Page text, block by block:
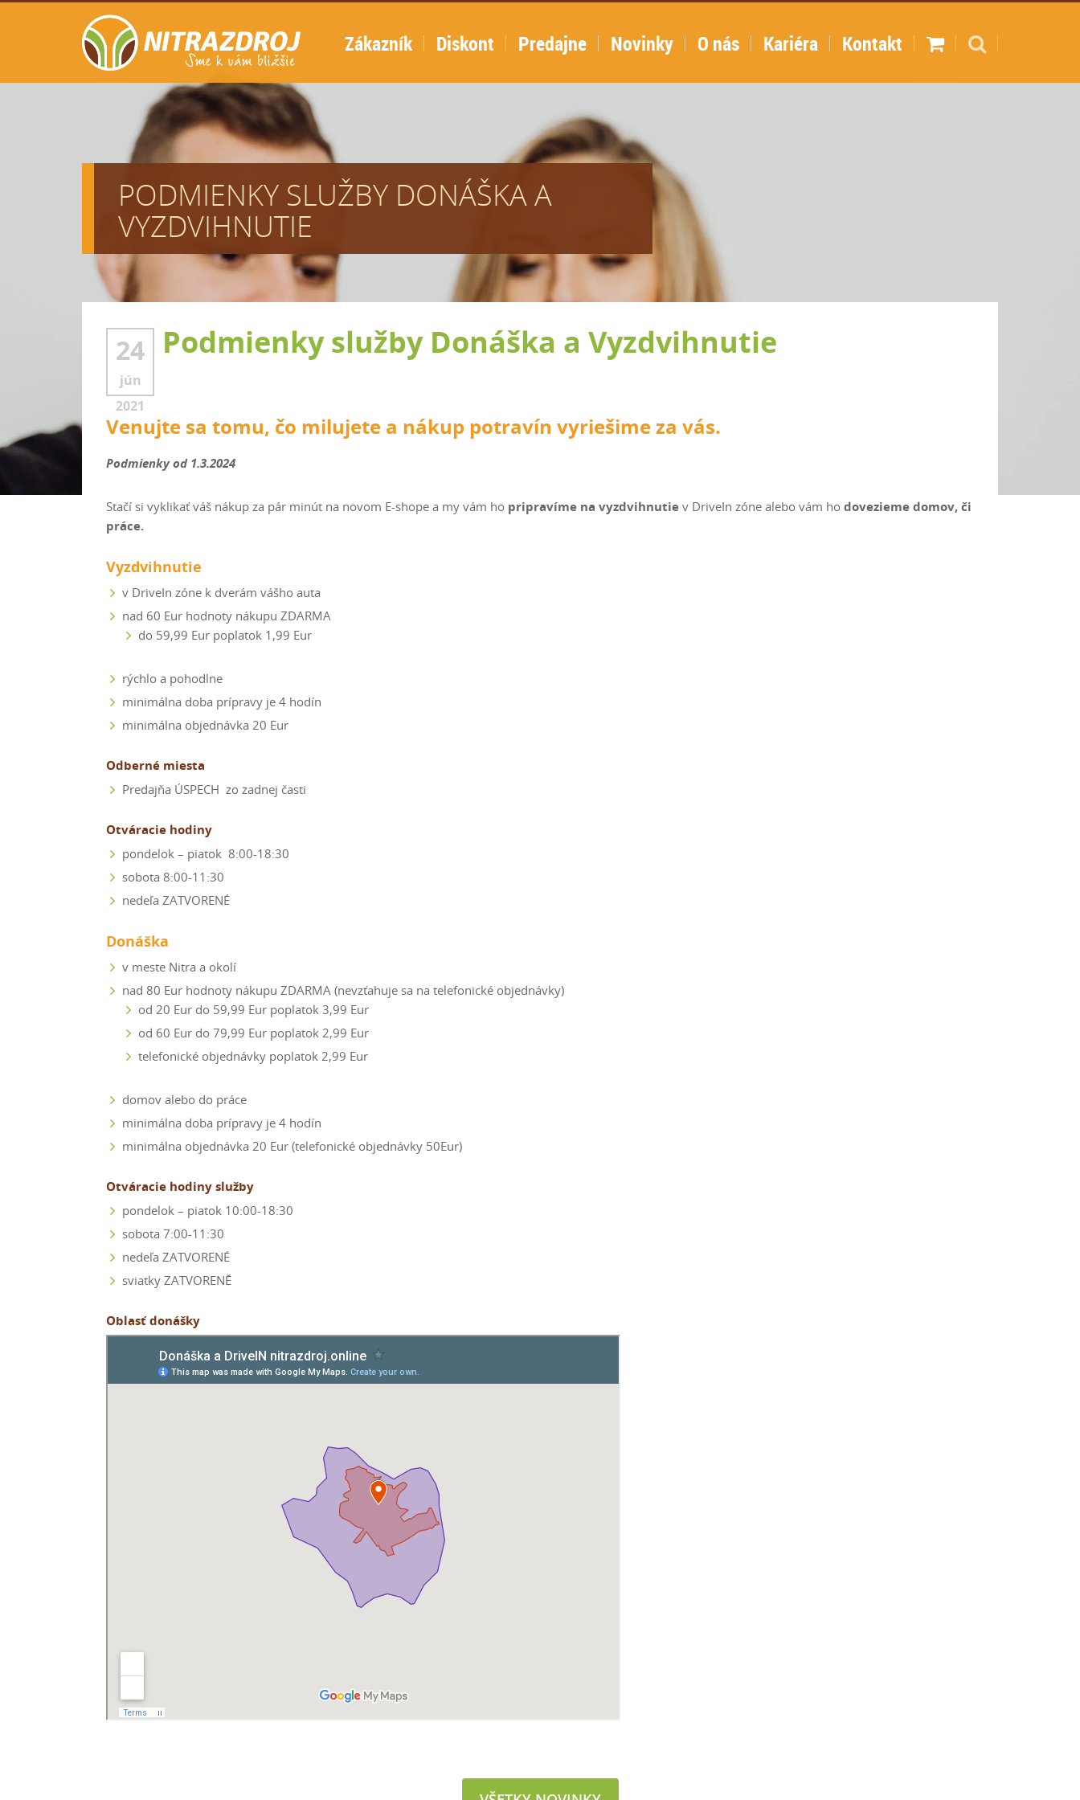
Zákazník Diskont Predajne Novinky O nás Kariéra Kontakt
PODMIENKY SLUŽBY DONÁŠKA A
VYZDVIHNUTIE
24
jún
2021
Podmienky služby Donáška a Vyzdvihnutie
Venujte sa tomu, čo milujete a nákup potravín vyriešime za vás.
Podmienky od 1.3.2024
Stačí si vyklikať váš nákup za pár minút na novom E-shope a my vám ho pripravíme na vyzdvihnutie v DriveIn zóne alebo vám ho dovezieme domov, či
práce.
Vyzdvihnutie
v DriveIn zóne k dverám vášho auta
nad 60 Eur hodnoty nákupu ZDARMA
do 59,99 Eur poplatok 1,99 Eur
rýchlo a pohodlne
minimálna doba prípravy je 4 hodín
minimálna objednávka 20 Eur
Odberné miesta
Predajňa ÚSPECH zo zadnej časti
Otváracie hodiny
pondelok – piatok 8:00-18:30
sobota 8:00-11:30
nedeľa ZATVORENÉ
Donáška
v meste Nitra a okolí
nad 80 Eur hodnoty nákupu ZDARMA (nevzťahuje sa na telefonické objednávky)
od 20 Eur do 59,99 Eur poplatok 3,99 Eur
od 60 Eur do 79,99 Eur poplatok 2,99 Eur
telefonické objednávky poplatok 2,99 Eur
domov alebo do práce
minimálna doba prípravy je 4 hodín
minimálna objednávka 20 Eur (telefonické objednávky 50Eur)
Otváracie hodiny služby
pondelok – piatok 10:00-18:30
sobota 7:00-11:30
nedeľa ZATVORENÉ
sviatky ZATVORENĚ
Oblasť donášky